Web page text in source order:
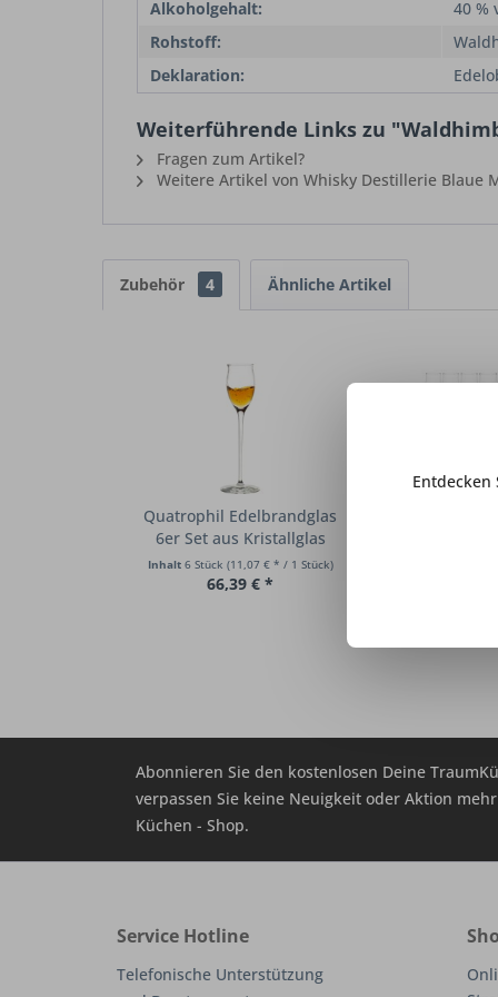
Alkoholgehalt:
40 %
Rohstoff:
Deklaration:
Weiterführende Links zu
Fragen zum Artikel?
Weitere Artikel von Whisky Destillerie Blaue
Zubehör 4 Ähnliche Artikel
Quatrophil Edelbrandglas
6er Set aus Kristallglas
Inhalt 6 Stück (11,07 € * / 1 Stück)
66,39 € *
Abonnieren Sie den kostenlosen Deine
verpassen Sie keine Neuigkeit oder Aktion
Küchen - Shop.
Service Hotline
Telefonische Unterstützung
Entdecken